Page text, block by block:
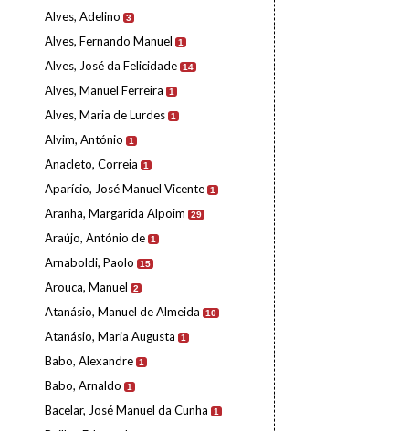
Alves, Adelino 3
Alves, Fernando Manuel 1
Alves, José da Felicidade 14
Alves, Manuel Ferreira 1
Alves, Maria de Lurdes 1
Alvim, António 1
Anacleto, Correia 1
Aparício, José Manuel Vicente 1
Aranha, Margarida Alpoim 29
Araújo, António de 1
Arnaboldi, Paolo 15
Arouca, Manuel 2
Atanásio, Manuel de Almeida 10
Atanásio, Maria Augusta 1
Babo, Alexandre 1
Babo, Arnaldo 1
Bacelar, José Manuel da Cunha 1